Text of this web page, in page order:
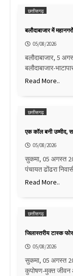
छत्तीसगढ़
बलौदाबाजार में
05/08/2026
बलौदाबाजार, 5
बलौदाबाजार-
Read More..
छत्तीसगढ़
एक कॉल बनी उम्मीद,
05/08/2026
सुकमा, 05 अगस्त
पंचायत ढोंढरा
Read More..
छत्तीसगढ़
जिलास्तरीय टास्क
05/08/2026
सुकमा, 05 अगस्त
कुपोषण-मुक्त